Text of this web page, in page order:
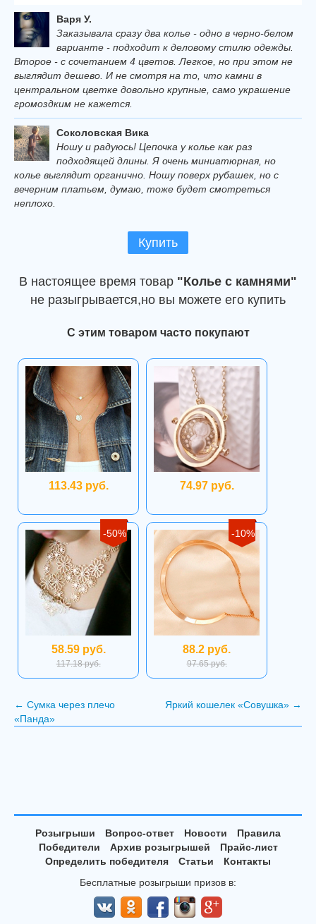
Варя У.
Заказывала сразу два колье - одно в черно-белом
варианте - подходит к деловому стилю одежды.
Второе - с сочетанием 4 цветов. Легкое, но при этом не
выглядит дешево. И не смотря на то, что камни в
центральном цветке довольно крупные, само украшение
громоздким не кажется.
Соколовская Вика
Ношу и радуюсь! Цепочка у колье как раз
подходящей длины. Я очень миниатюрная, но
колье выглядит органично. Ношу поверх рубашек, но с
вечерним платьем, думаю, тоже будет смотреться
неплохо.
Купить
В настоящее время товар "Колье с камнями"
не разыгрывается,но вы можете его купить
С этим товаром часто покупают
113.43 руб. 74.97 руб.
-50%
58.59 руб.
117.18 руб.
-10%
88.2 руб.
97.65 руб.
← Сумка через плечо
«Панда»
Яркий кошелек «Совушка» →
Розыгрыши Вопрос-ответ Новости
Правила
Победители
Архив розыгрышей
Прайс-лист
Определить победителя
Статьи
Контакты
Бесплатные розыгрыши призов в: